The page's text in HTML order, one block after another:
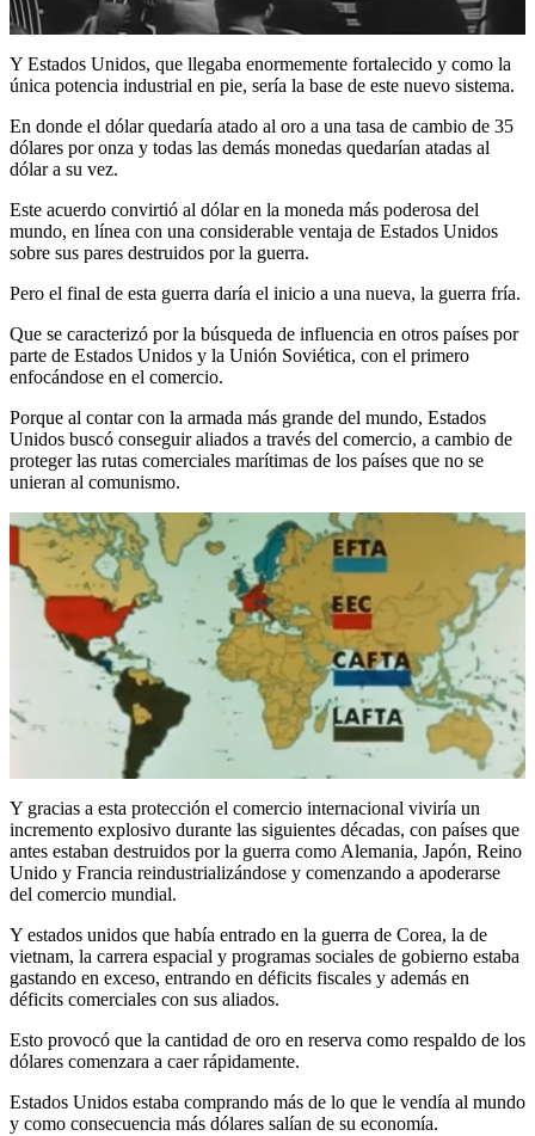
Y Estados Unidos, que llegaba enormemente fortalecido y como la
única potencia industrial en pie, sería la base de este nuevo sistema.
En donde el dólar quedaría atado al oro a una tasa de cambio de 35
dólares por onza y todas las demás monedas quedarían atadas al
dólar a su vez.
Este acuerdo convirtió al dólar en la moneda más poderosa del
mundo, en línea con una considerable ventaja de Estados Unidos
sobre sus pares destruidos por la guerra.
Pero el final de esta guerra daría el inicio a una nueva, la guerra fría.
Que se caracterizó por la búsqueda de influencia en otros países por
parte de Estados Unidos y la Unión Soviética, con el primero
enfocándose en el comercio.
Porque al contar con la armada más grande del mundo, Estados
Unidos buscó conseguir aliados a través del comercio, a cambio de
proteger las rutas comerciales marítimas de los países que no se
unieran al comunismo.
Y gracias a esta protección el comercio internacional viviría un
incremento explosivo durante las siguientes décadas, con países que
antes estaban destruidos por la guerra como Alemania, Japón, Reino
Unido y Francia reindustrializándose y comenzando a apoderarse
del comercio mundial.
Y estados unidos que había entrado en la guerra de Corea, la de
vietnam, la carrera espacial y programas sociales de gobierno estaba
gastando en exceso, entrando en déficits fiscales y además en
déficits comerciales con sus aliados.
Esto provocó que la cantidad de oro en reserva como respaldo de los
dólares comenzara a caer rápidamente.
Estados Unidos estaba comprando más de lo que le vendía al mundo
y como consecuencia más dólares salían de su economía.